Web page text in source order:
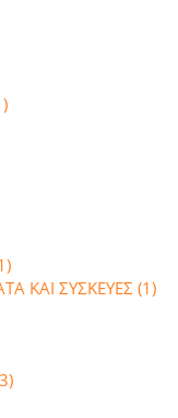
ΚΑΙ ΣΥΣΚΕΥΕΣ (1)